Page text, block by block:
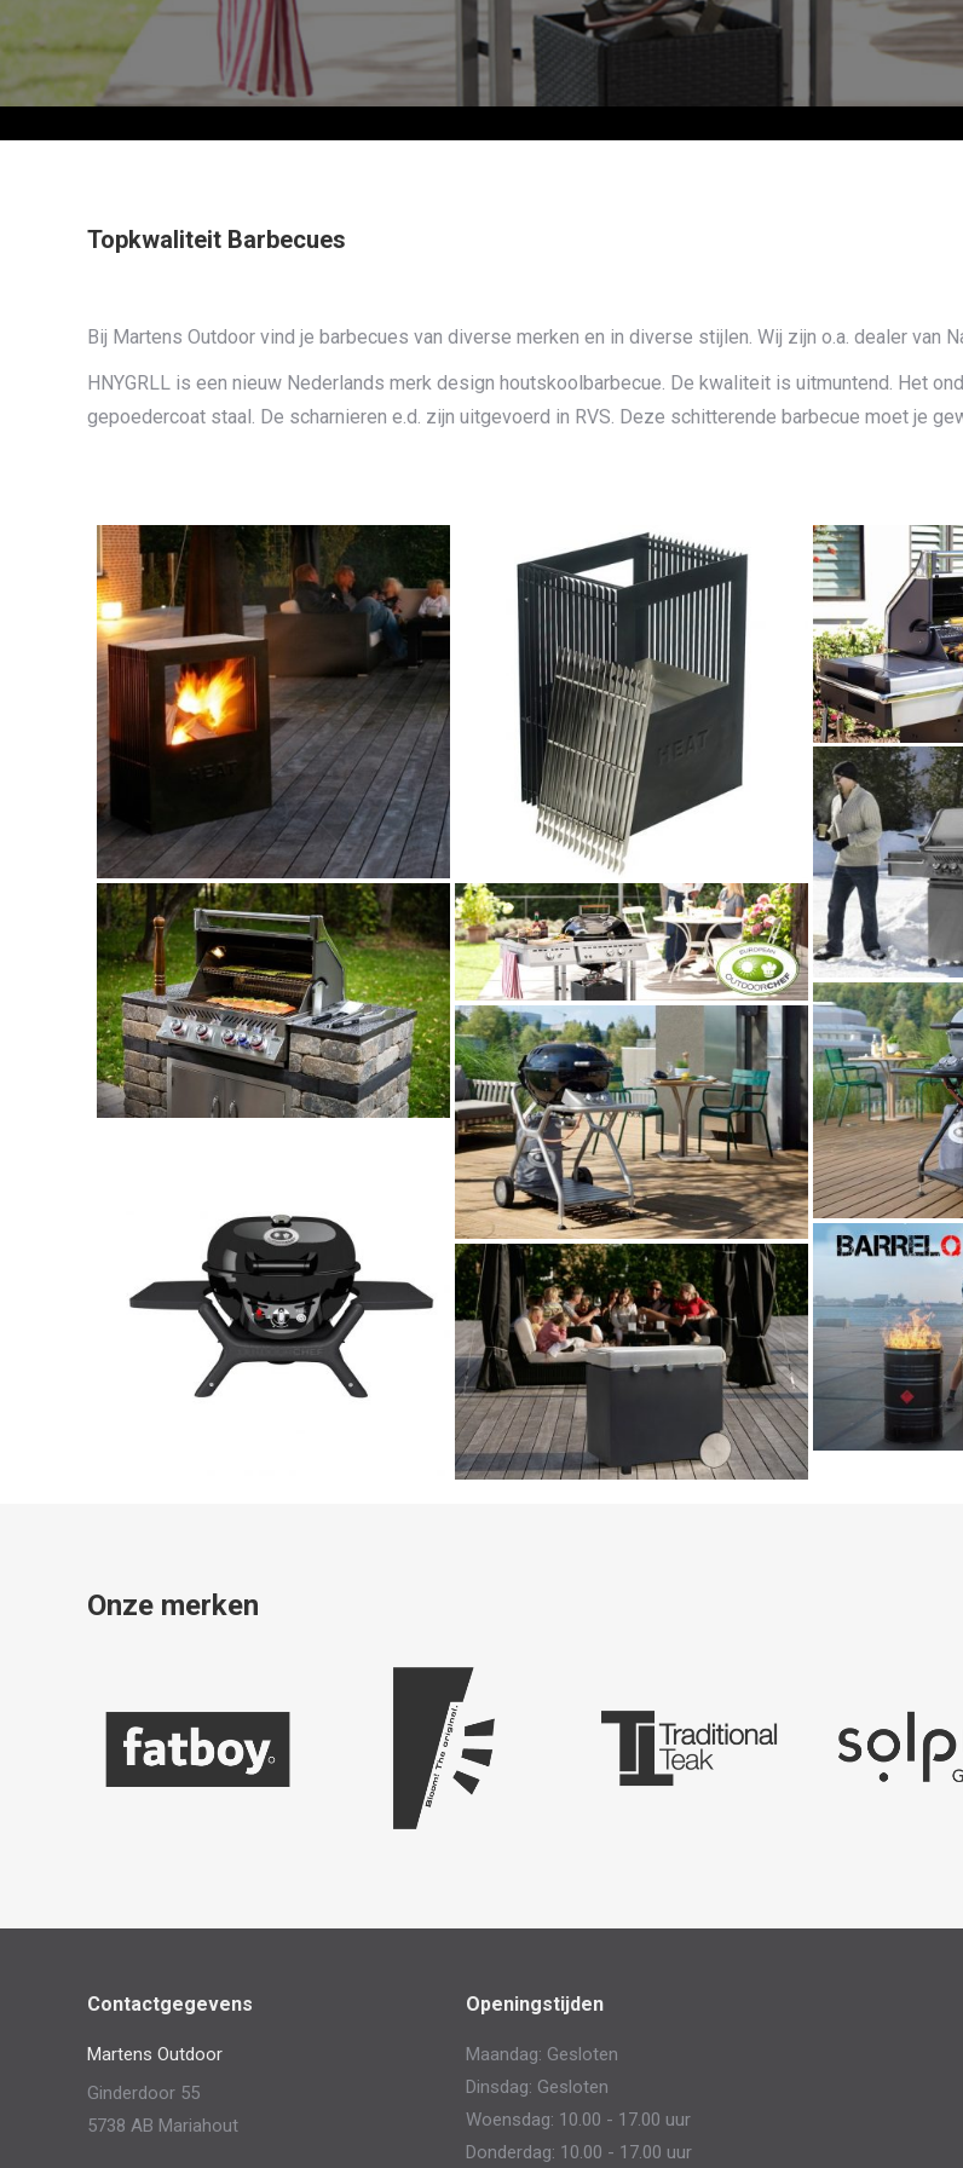
Topkwaliteit Barbecues
Bij Martens Outdoor vind je barbecues van diverse merken en in diverse stijlen. Wij zijn o.a. dealer van
HNYGRLL is een nieuw Nederlands merk design houtskoolbarbecue. De kwaliteit is uitmuntend. Het
gepoedercoat staal. De scharnieren e.d. zijn uitgevoerd in RVS. Deze schitterende barbecue moet je
Onze merken
Contactgegevens
Martens Outdoor
Ginderdoor 55
5738 AB Mariahout
Openingstijden
Maandag: Gesloten
Dinsdag: Gesloten
Woensdag: 10.00 - 17.00 uur
Donderdag: 10.00 - 17.00 uur